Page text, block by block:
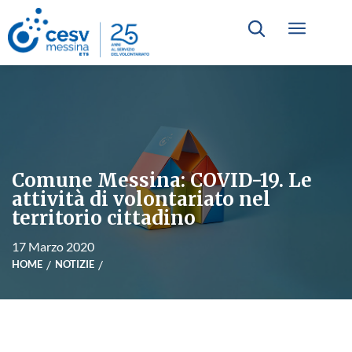
Comune Messina: COVID-19. Le
attività di volontariato nel
territorio cittadino
17 Marzo 2020
HOME NOTIZIE